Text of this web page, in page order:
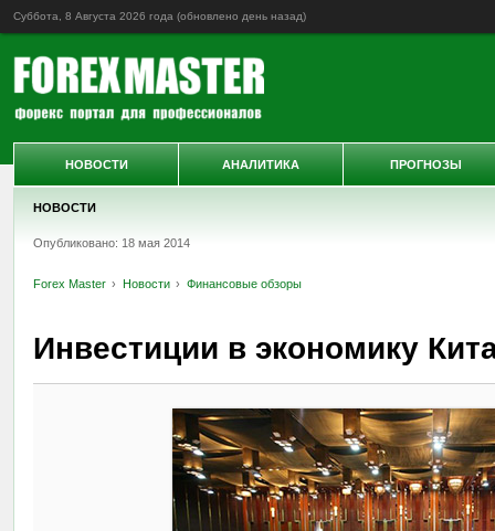
Суббота, 8 Августа 2026 года (обновлено день назад)
НОВОСТИ
Опубликовано: 18 мая 2014
Forex Master Новости Финансовые обзоры
Инвестиции в экономику
НОВОСТИ АНАЛИТИКА ПРОГНОЗЫ